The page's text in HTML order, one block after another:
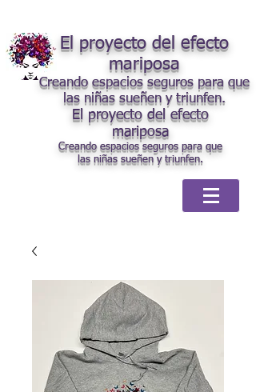
El proyecto del efecto
mariposa
Creando espacios seguros para que
las niñas sueñen y triunfen.
El proyecto del efecto
mariposa
Creando espacios seguros para que
las niñas sueñen y triunfen.